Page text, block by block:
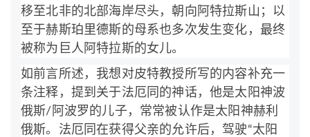
移至北非的北部海岸尽头，朝向阿特拉斯山；以
至于赫斯珀里德斯的母系也多次发生变化，最终
被称为巨人阿特拉斯的女儿。
如前言所述，我想对皮特教授所写的内容补充一
条注释，提到关于法厄同的神话，他是太阳神波
俄斯/阿波罗的儿子，常常被认作是太阳神赫利
俄斯。法厄同在获得父亲的允许后，驾驶“太阳